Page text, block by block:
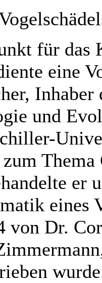
für das
eine
Inhaber
und
er
eines
von Dr.